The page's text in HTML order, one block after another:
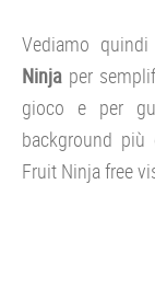
Vediamo
Ninja per
gioco e per
background
Fruit Ninja free